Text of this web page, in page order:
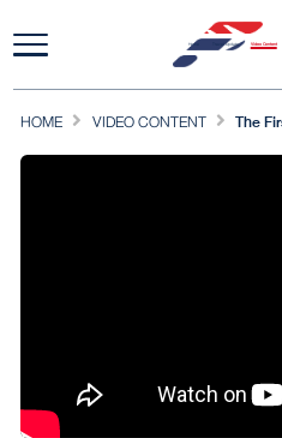
Home Travel Update Video Content
HOME VIDEO CONTENT